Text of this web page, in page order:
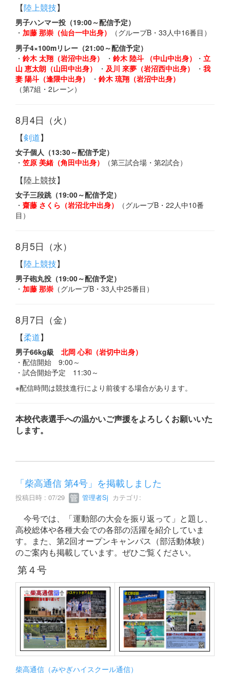
【陸上競技】
男子ハンマー投（19:00～配信予定）
・ 加藤 那崇（仙台一中出身）
（グループB・33人中16番目）
男子4×100mリレー（21:00～配信予定）
・ 鈴木 太翔（岩沼中出身） ・ 鈴木 陸斗 （中山中出身） ・ 立
山 恵太朗（山田中出身）
・ 及川 來夢（岩沼西中出身） ・ 我
妻 陽斗（逢隈中出身）
・ 鈴木 琉翔（岩沼中出身）
（第7組・2レーン）
8月4日（火）
【剣道】
女子個人（13:30～配信予定）
・ 笠原 美緒（角田中出身） （第三試合場・第2試合）
【陸上競技】
女子三段跳（19:00～配信予定）
・ 齋藤 さくら（岩沼北中出身）
（グループB・22人中10番
目）
8月5日（水）
【陸上競技】
男子砲丸投（19:00～配信予定）
・ 加藤 那崇 （グループB・33人中25番目）
8月7日（金）
【柔道】
男子66kg級 北岡 心和（岩切中出身）
・配信開始 9:00～
・試合開始予定 11:30～
※配信時間は競技進行により前後する場合があります。
本校代表選手への温かいご声援をよろしくお願いいた
します。
「柴高通信 第4号」を掲載しました
投稿日時 : 07/29 管理者Sj カテゴリ:
今号では、「運動部の大会を振り返って」と題し、
高校総体や各種大会での各部の活躍を紹介していま
す。また、第2回オープンキャンパス（部活動体験）
のご案内も掲載しています。ぜひご覧ください。
第４号
柴高通信（みやぎハイスクール通信）